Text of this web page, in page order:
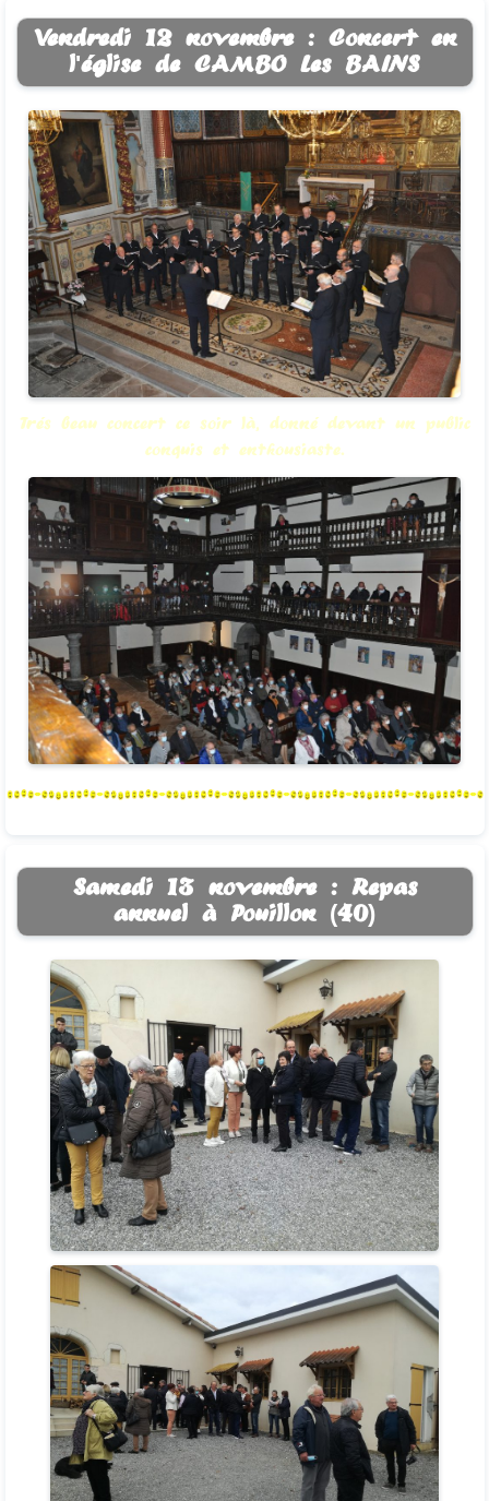
Vendredi 12 novembre : Concert en
l'église de CAMBO Les BAINS
Trés beau concert ce soir là, donné devant un public
conquis et enthousiaste.
Samedi 13 novembre : Repas
annuel à Pouillon (40)